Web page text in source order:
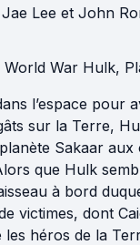
Jae Lee et John
World War Hulk,
l’espace pour
sur la Terre,
Sakaar aux
que Hulk
à bord
victimes, dont
les héros de la